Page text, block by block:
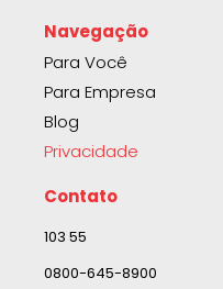
Navegação
Para Você
Para Empresa
Blog
Privacidade
Contato
103 55
0800-645-8900